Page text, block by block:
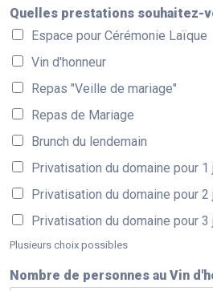
Quelles prestations souhaitez-
Espace pour Cérémonie Laïque
Vin d'honneur
Repas "Veille de mariage"
Repas de Mariage
Brunch du lendemain
Privatisation du domaine pour 1
Privatisation du domaine pour 2
Privatisation du domaine pour 3
Plusieurs choix possibles
Nombre de personnes au Vin